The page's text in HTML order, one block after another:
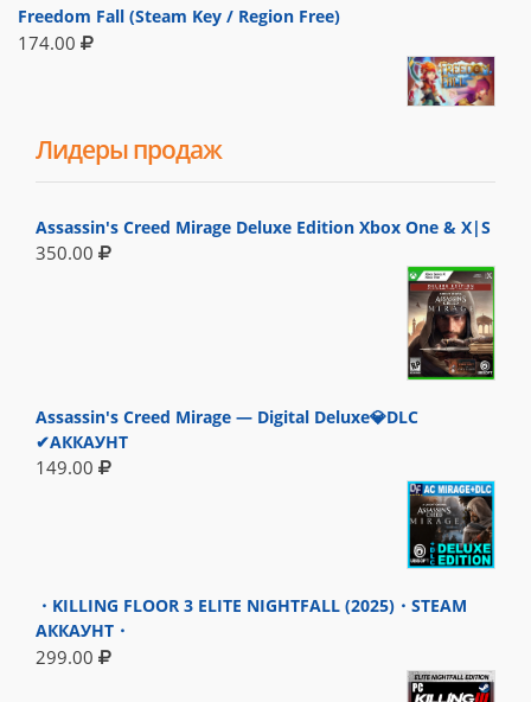
Freedom Fall (Steam Key / Region Free)
174.00
Лидеры продаж
Assassin's Creed Mirage Deluxe Edition Xbox One & X|S
350.00
Assassin's Creed Mirage — Digital Deluxe💎DLC
✔АККАУНТ
149.00
・KILLING FLOOR 3 ELITE NIGHTFALL (2025)・STEAM
АККАУНТ・
299.00